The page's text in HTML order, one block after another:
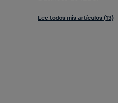
Lee todos mis artículos (13)